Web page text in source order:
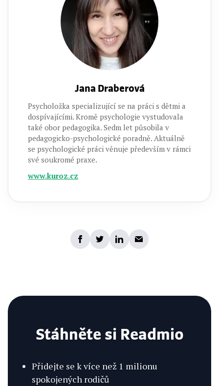
Jana Draberová
Psycholožka specializující se na práci s dětmi a
dospívajícími. Kromě psychologie vystudovala
také obor pedagogika. Sedm let působila v
pedagogicko-psychologické poradně. Aktuálně
se psychologické práci věnuje především v rámci
své soukromé praxe.
www.kuroz.cz
Stáhněte si Readmio
Přidejte se k více než 1 milionu
spokojených rodičů